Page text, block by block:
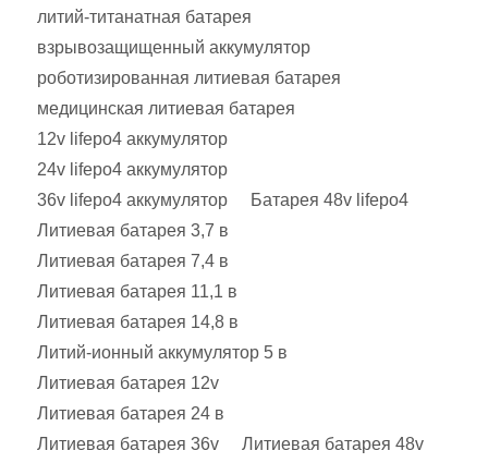
литий-титанатная батарея
взрывозащищенный аккумулятор
роботизированная литиевая батарея
медицинская литиевая батарея
12v lifepo4 аккумулятор
24v lifepo4 аккумулятор
36v lifepo4 аккумулятор
Батарея 48v lifepo4
Литиевая батарея 3,7 в
Литиевая батарея 7,4 в
Литиевая батарея 11,1 в
Литиевая батарея 14,8 в
Литий-ионный аккумулятор 5 в
Литиевая батарея 12v
Литиевая батарея 24 в
Литиевая батарея 36v
Литиевая батарея 48v